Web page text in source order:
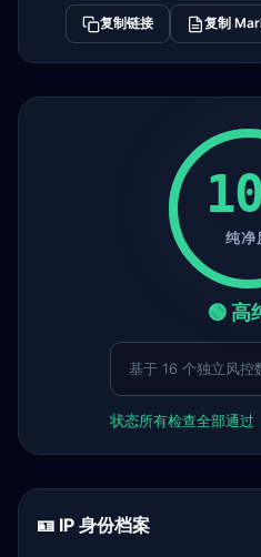
复制链接 复制
纯净
🟢 高
基于 16 个独立风控
状态所有检查全部通过
🪪 IP 身份档案